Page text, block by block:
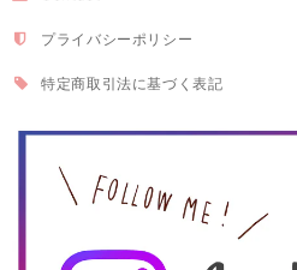
プライバシーポリシー
特定商取引法に基づく表記